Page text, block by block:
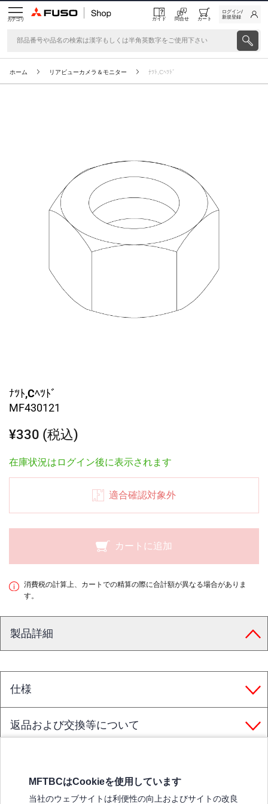
カテゴリ ガイド 問合せ カート
ログイン/
新規登録
ホーム リアビューカメラ＆モニター ﾅﾂﾄ,Cﾍﾂﾄﾞ
ﾅﾂﾄ,Cﾍﾂﾄﾞ
MF430121
¥330 (税込)
在庫状況はログイン後に表示されます
適合確認対象外
カートに追加
消費税の計算上、カートでの精算の際に合計額が異なる場合がありま
す。
製品詳細
仕様
返品および交換等について
MFTBCはCookieを使用しています
当社のウェブサイトは利便性の向上およびサイトの改良